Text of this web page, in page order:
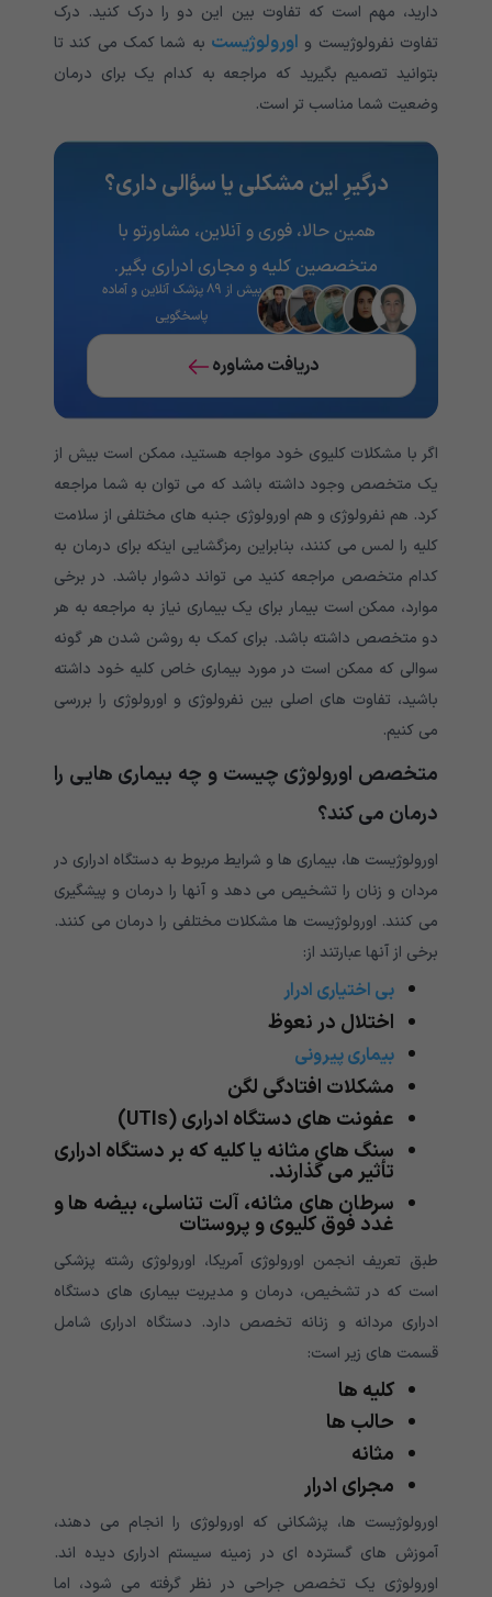
دارید، مهم است که تفاوت بین این دو را درک کنید. درک
تفاوت نفرولوژیست و اورولوژیست به شما کمک می کند تا
بتوانید تصمیم بگیرید که مراجعه به کدام یک برای درمان
وضعیت شما مناسب تر است.
درگیرِ این مشکلی یا سؤالی داری؟
همین حالا، فوری و آنلاین، مشاورتو با
متخصصین کلیه و مجاری ادراری بگیر.
بیش از ۸۹ پزشک آنلاین و آماده
پاسخگویی
دریافت مشاوره
اگر با مشکلات کلیوی خود مواجه هستید، ممکن است بیش از
یک متخصص وجود داشته باشد که می توان به شما مراجعه
کرد. هم نفرولوژی و هم اورولوژی جنبه های مختلفی از سلامت
کلیه را لمس می کنند، بنابراین رمزگشایی اینکه برای درمان به
کدام متخصص مراجعه کنید می تواند دشوار باشد. در برخی
موارد، ممکن است بیمار برای یک بیماری نیاز به مراجعه به هر
دو متخصص داشته باشد. برای کمک به روشن شدن هر گونه
سوالی که ممکن است در مورد بیماری خاص کلیه خود داشته
باشید، تفاوت های اصلی بین نفرولوژی و اورولوژی را بررسی
می کنیم.
متخصص اورولوژی چیست و چه بیماری هایی را
درمان می کند؟
اورولوژیست ها، بیماری ها و شرایط مربوط به دستگاه ادراری در
مردان و زنان را تشخیص می دهد و آنها را درمان و پیشگیری
می کنند. اورولوژیست ها مشکلات مختلفی را درمان می کنند.
برخی از آنها عبارتند از:
بی اختیاری ادرار
اختلال در نعوظ
بیماری پیرونی
مشکلات افتادگی لگن
عفونت های دستگاه ادراری (UTIs)
سنگ های مثانه یا کلیه که بر دستگاه ادراری
تأثیر می گذارند.
سرطان های مثانه، آلت تناسلی، بیضه ها و
غدد فوق کلیوی و پروستات
طبق تعریف انجمن اورولوژی آمریکا، اورولوژی رشته پزشکی
است که در تشخیص، درمان و مدیریت بیماری های دستگاه
ادراری مردانه و زنانه تخصص دارد. دستگاه ادراری شامل
قسمت های زیر است:
کلیه ها
حالب ها
مثانه
مجرای ادرار
اورولوژیست ها، پزشکانی که اورولوژی را انجام می دهند،
آموزش های گسترده ای در زمینه سیستم ادراری دیده اند.
اورولوژی یک تخصص جراحی در نظر گرفته می شود، اما